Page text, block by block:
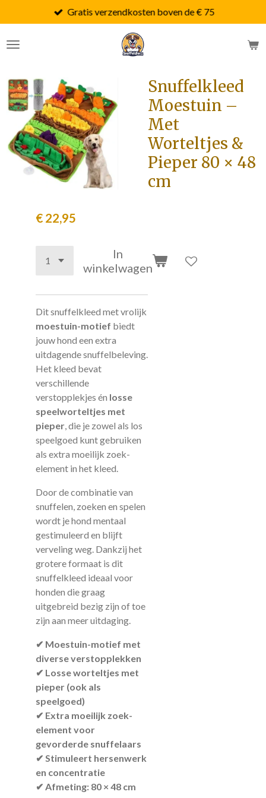
direct
naar
Gratis verzendkosten boven de € 75
Snuffelkleed
Moestuin –
Met
Worteltjes &
Pieper 80 × 48
cm
€ 22,95
In
winkelwagen
Dit snuffelkleed met vrolijk
moestuin-motief biedt
jouw hond een extra
uitdagende snuffelbeleving.
Het kleed bevat
verschillende
verstopplekjes én losse
speelworteltjes met
pieper, die je zowel als los
speelgoed kunt gebruiken
als extra moeilijk zoek-
element in het kleed.
Door de combinatie van
snuffelen, zoeken en spelen
wordt je hond mentaal
gestimuleerd en blijft
verveling weg. Dankzij het
grotere formaat is dit
snuffelkleed ideaal voor
honden die graag
uitgebreid bezig zijn of toe
zijn aan meer uitdaging.
✔ Moestuin-motief met
diverse verstopplekken
✔ Losse worteltjes met
pieper (ook als
speelgoed)
✔ Extra moeilijk zoek-
element voor
gevorderde snuffelaars
✔ Stimuleert hersenwerk
en concentratie
✔ Afmeting: 80 × 48 cm